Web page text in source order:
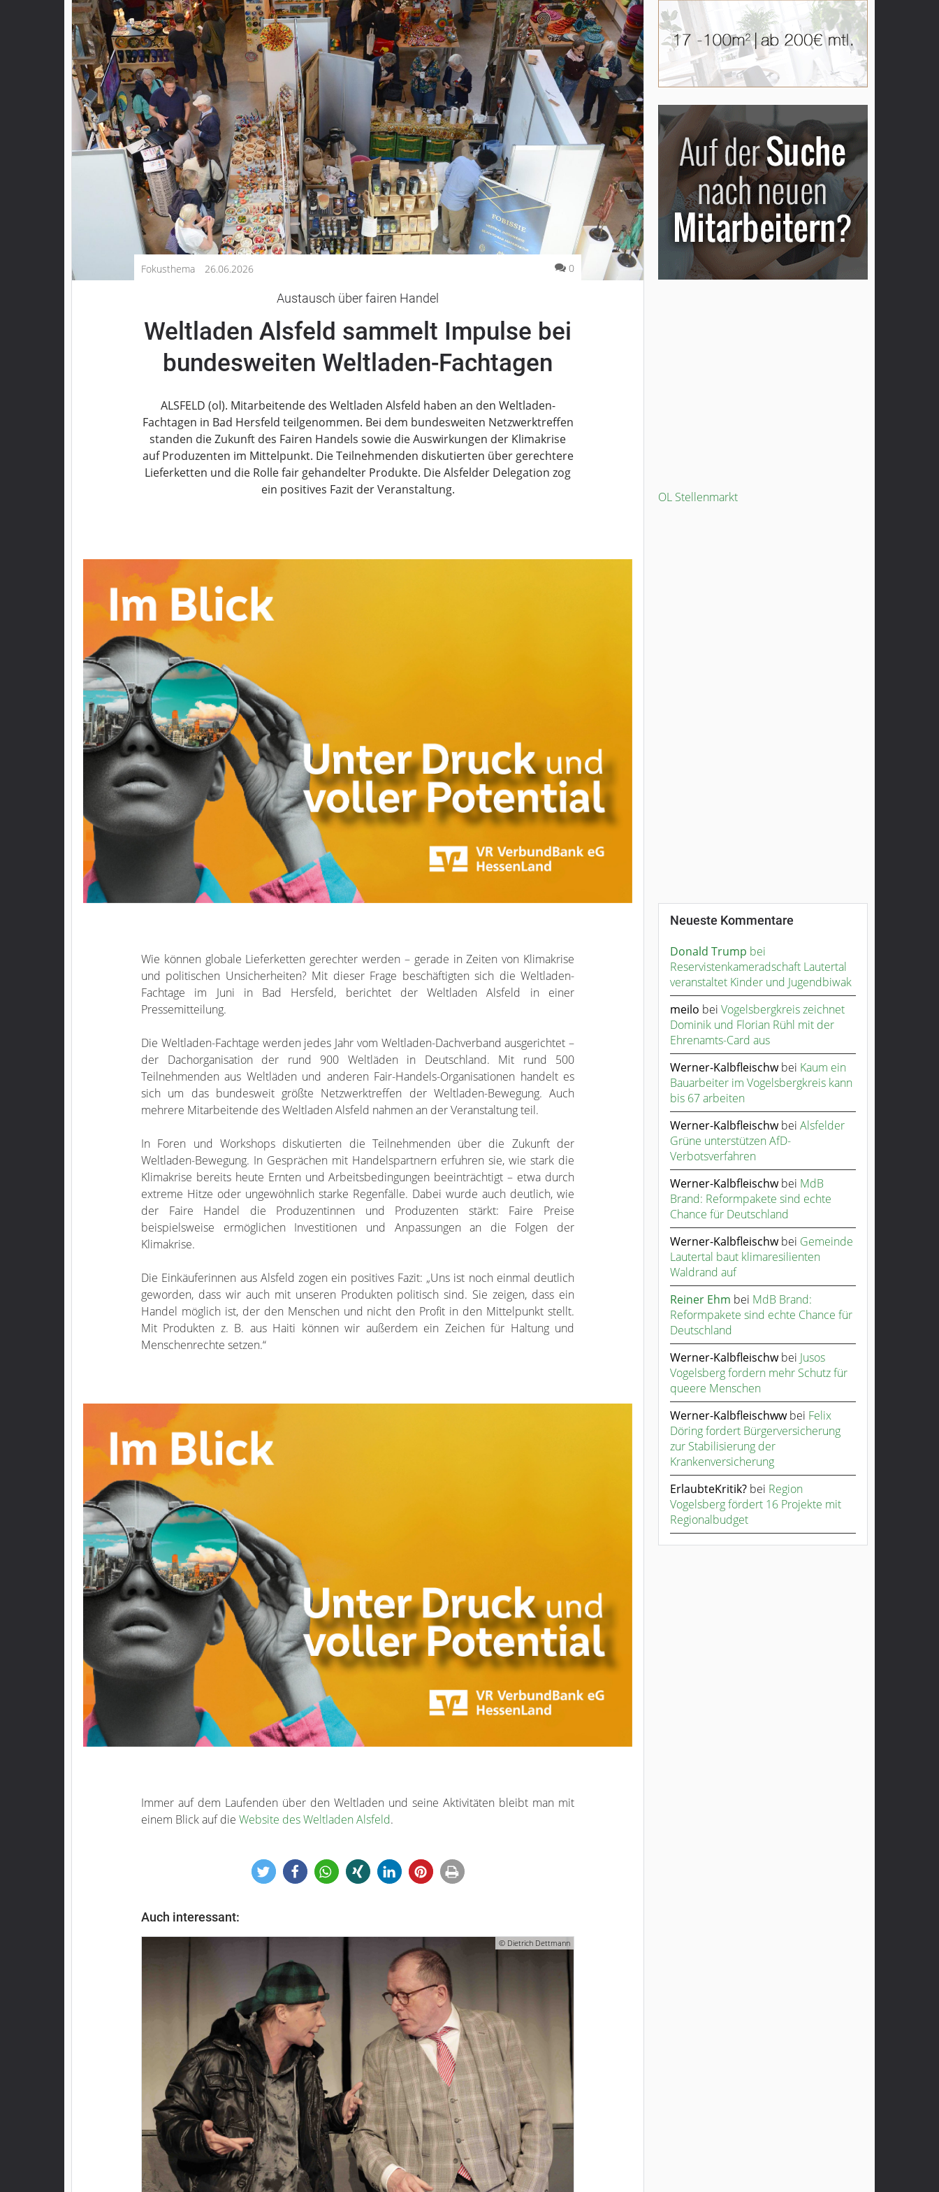
Kultur
Lifestyle
Wirtschaft
Vogelsberg
Alsfeld
Lauterbach
Romrod
Feldatal
Gießen
Impressum
Datenschutzerklärung
Fokusthema 26.06.2026 0
Austausch über fairen Handel
Weltladen Alsfeld sammelt Impulse bei
bundesweiten Weltladen-Fachtagen
ALSFELD (ol). Mitarbeitende des Weltladen Alsfeld haben an den Weltladen-
Fachtagen in Bad Hersfeld teilgenommen. Bei dem bundesweiten Netzwerktreffen
standen die Zukunft des Fairen Handels sowie die Auswirkungen der Klimakrise
auf Produzenten im Mittelpunkt. Die Teilnehmenden diskutierten über gerechtere
Lieferketten und die Rolle fair gehandelter Produkte. Die Alsfelder Delegation zog
ein positives Fazit der Veranstaltung.
Wie können globale Lieferketten gerechter werden – gerade in Zeiten von Klimakrise
und politischen Unsicherheiten? Mit dieser Frage beschäftigten sich die Weltladen-
Fachtage im Juni in Bad Hersfeld, berichtet der Weltladen Alsfeld in einer
Pressemitteilung.
Die Weltladen-Fachtage werden jedes Jahr vom Weltladen-Dachverband ausgerichtet –
der Dachorganisation der rund 900 Weltläden in Deutschland. Mit rund 500
Teilnehmenden aus Weltläden und anderen Fair-Handels-Organisationen handelt es
sich um das bundesweit größte Netzwerktreffen der Weltladen-Bewegung. Auch
mehrere Mitarbeitende des Weltladen Alsfeld nahmen an der Veranstaltung teil.
In Foren und Workshops diskutierten die Teilnehmenden über die Zukunft der
Weltladen-Bewegung. In Gesprächen mit Handelspartnern erfuhren sie, wie stark die
Klimakrise bereits heute Ernten und Arbeitsbedingungen beeinträchtigt – etwa durch
extreme Hitze oder ungewöhnlich starke Regenfälle. Dabei wurde auch deutlich, wie
der Faire Handel die Produzentinnen und Produzenten stärkt: Faire Preise
beispielsweise ermöglichen Investitionen und Anpassungen an die Folgen der
Klimakrise.
Die Einkäuferinnen aus Alsfeld zogen ein positives Fazit: „Uns ist noch einmal deutlich
geworden, dass wir auch mit unseren Produkten politisch sind. Sie zeigen, dass ein
Handel möglich ist, der den Menschen und nicht den Profit in den Mittelpunkt stellt.
Mit Produkten z. B. aus Haiti können wir außerdem ein Zeichen für Haltung und
Menschenrechte setzen.“
Immer auf dem Laufenden über den Weltladen und seine Aktivitäten bleibt man mit
einem Blick auf die Website des Weltladen Alsfeld.
Auch interessant:
© Dietrich Dettmann
OL Stellenmarkt
Neueste Kommentare
Donald Trump bei
Reservistenkameradschaft Lautertal
veranstaltet Kinder und Jugendbiwak
meilo bei Vogelsbergkreis zeichnet
Dominik und Florian Rühl mit der
Ehrenamts-Card aus
Werner-Kalbfleischwbei Kaum ein
Bauarbeiter im Vogelsbergkreis kann
bis 67 arbeiten
Werner-Kalbfleischwbei Alsfelder
Grüne unterstützen AfD-
Verbotsverfahren
Werner-Kalbfleischwbei MdB
Brand: Reformpakete sind echte
Chance für Deutschland
Werner-Kalbfleischwbei Gemeinde
Lautertal baut klimaresilienten
Waldrand auf
Reiner Ehm bei MdB Brand:
Reformpakete sind echte Chance für
Deutschland
Werner-Kalbfleischwbei Jusos
Vogelsberg fordern mehr Schutz für
queere Menschen
Werner-Kalbfleischwwbei Felix
Döring fordert Bürgerversicherung
zur Stabilisierung der
Krankenversicherung
ErlaubteKritik? bei Region
Vogelsberg fördert 16 Projekte mit
Regionalbudget